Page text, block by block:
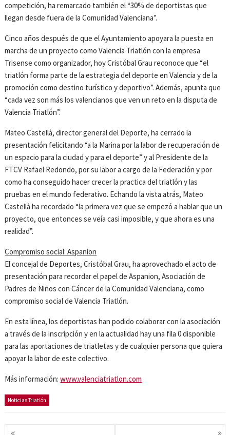
competición, ha remarcado también el “30% de deportistas que
llegan desde fuera de la Comunidad Valenciana”.
Cinco años después de que el Ayuntamiento apoyara la puesta en
marcha de un proyecto como Valencia Triatlón con la empresa
Trisense como organizador, hoy Cristóbal Grau reconoce que “el
triatlón forma parte de la estrategia del deporte en Valencia y de la
promoción como destino turístico y deportivo”. Además, apunta que
“cada vez son más los valencianos que ven un reto en la disputa de
Valencia Triatlón”.
Mateo Castellà, director general del Deporte, ha cerrado la
presentación felicitando “a la Marina por la labor de recuperación de
un espacio para la ciudad y para el deporte” y al Presidente de la
FTCV Rafael Redondo, por su labor a cargo de la Federación y por
como ha conseguido hacer crecer la practica del triatlón y las
pruebas en el mundo federativo. Echando la vista atrás, Mateo
Castellà ha recordado “la primera vez que se empezó a hablar que un
proyecto, que entonces se veía casi imposible, y que ahora es una
realidad”.
Compromiso social: Aspanion
El concejal de Deportes, Cristóbal Grau, ha aprovechado el acto de
presentación para recordar el papel de Aspanion, Asociación de
Padres de Niños con Cáncer de la Comunidad Valenciana, como
compromiso social de Valencia Triatlón.
En esta línea, los deportistas han podido colaborar con la asociación
a través de la inscripción y en la actualidad hay una fila 0 disponible
para las aportaciones de triatletas y de cualquier persona que quiera
apoyar la labor de este colectivo.
Más información:www.valenciatriatlon.com
Noticias Triatlón
Navegación